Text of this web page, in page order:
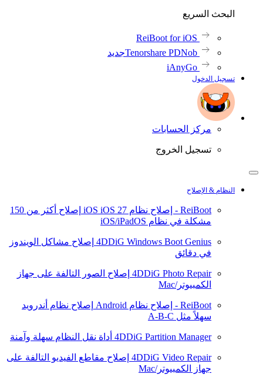
البحث السريع
ReiBoot for iOS
Tenorshare PDNobجديد
iAnyGo
تسجيل الدخول
مركز الحسابات
تسجيل الخروج
النظام & الإصلاح
ReiBoot - إصلاح نظام iOS iOS 27
إصلاح أكثر من 150
مشكلة في نظام iOS/iPadOS
4DDiG Windows Boot Genius إصلاح مشاكل الويندوز
في دقائق
4DDiG Photo Repair إصلاح الصور التالفة على جهاز
الكمبيوتر/Mac
ReiBoot - إصلاح نظام Android
إصلاح نظام أندرويد
سهلاً مثل A-B-C
4DDiG Partition Manager أداة نقل النظام سهلة وآمنة
4DDiG Video Repair إصلاح مقاطع الفيديو التالفة على
جهاز الكمبيوتر/Mac